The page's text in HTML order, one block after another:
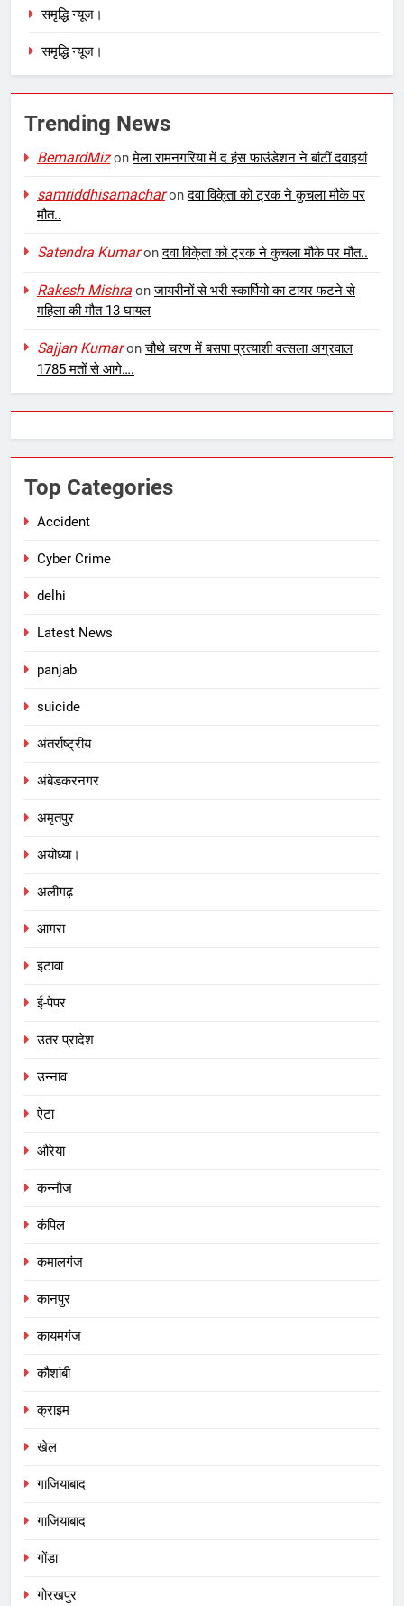
समृद्धि न्यूज।
समृद्धि न्यूज।
Trending News
BernardMizonमेला रामनगरिया में द हंस फाउंडेशन ने बांटीं दवाइयां
samriddhisamacharonदवा विके्ता को ट्रक ने कुचला मौके पर
मौत..
Satendra Kumaronदवा विके्ता को ट्रक ने कुचला मौके पर मौत..
Rakesh Mishra onजायरीनों से भरी स्कार्पियो का टायर फटने से
महिला की मौत 13 घायल
Sajjan Kumaronचौथे चरण में बसपा प्रत्याशी वत्सला अग्रवाल
1785 मतों से आगे….
Top Categories
Accident
Cyber Crime
delhi
Latest News
panjab
suicide
अंतर्राष्ट्रीय
अंबेडकरनगर
अमृतपुर
अयोध्या।
अलीगढ़
आगरा
इटावा
ई-पेपर
उतर प्रादेश
उन्नाव
ऐटा
औरेया
कन्नौज
कंपिल
कमालगंज
कानपुर
कायमगंज
कौशांबी
क्राइम
खेल
गाजियाबाद
गाजियाबाद
गोंडा
गोरखपुर